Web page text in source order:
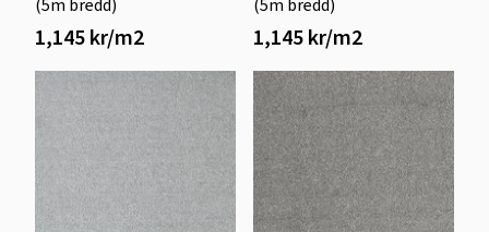
(5m bredd)
1,145 kr/m2
(5m bredd)
1,145 kr/m2